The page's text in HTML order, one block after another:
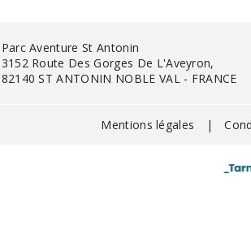
Parc Aventure St Antonin
3152 Route Des Gorges De L'Aveyron,
82140 ST ANTONIN NOBLE VAL - FRANCE
Mentions légales |